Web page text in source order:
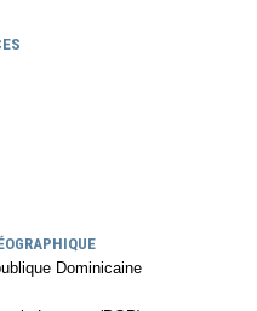
Dominicaine